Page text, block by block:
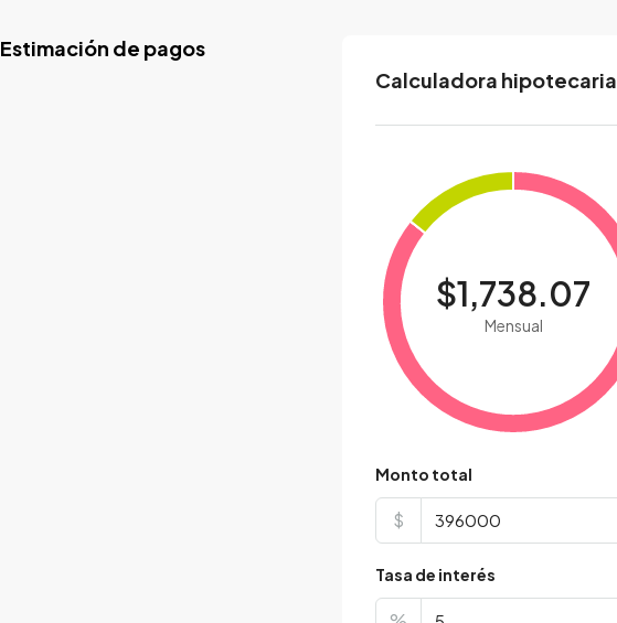
Estimación de pagos
Calculadora hipotecaria
$1,738.07
Mensual
Monto total
$
Tasa de interés